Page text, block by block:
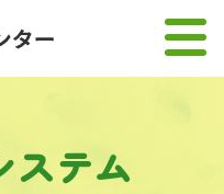
ステム